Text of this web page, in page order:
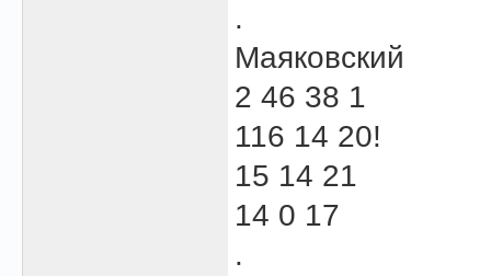
.
Маяковский
2 46 38 1
116 14 20!
15 14 21
14 0 17
.